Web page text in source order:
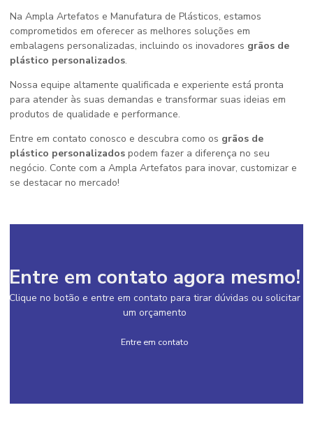
Na Ampla Artefatos e Manufatura de Plásticos, estamos
comprometidos em oferecer as melhores soluções em
embalagens personalizadas, incluindo os inovadores grãos de
plástico personalizados.
Nossa equipe altamente qualificada e experiente está pronta
para atender às suas demandas e transformar suas ideias em
produtos de qualidade e performance.
Entre em contato conosco e descubra como os grãos de
plástico personalizados podem fazer a diferença no seu
negócio. Conte com a Ampla Artefatos para inovar, customizar e
se destacar no mercado!
Entre em contato agora mesmo!
Clique no botão e entre em contato para tirar dúvidas ou solicitar
um orçamento
Entre em contato